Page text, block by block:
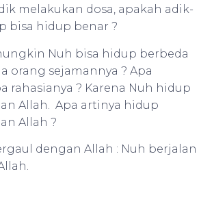
melakukan dosa, apakah adik-
bisa hidup benar ?
Nuh bisa hidup berbeda
orang sejamannya ? Apa
rahasianya ? Karena Nuh hidup
Allah. Apa artinya hidup
Allah ?
dengan Allah : Nuh berjalan